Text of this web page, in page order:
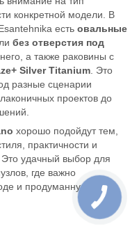
конкретной модели. В
есть овальные
без отверстия под
а также раковины с
Silver Titanium . Это
разные сценарии
проектов до
хорошо подойдут тем,
практичности и
удачный выбор для
где важно
и продуманную